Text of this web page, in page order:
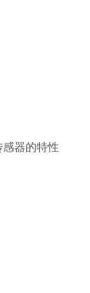
感器的特性